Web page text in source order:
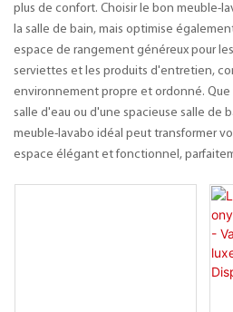
plus de confort. Choisir le bon meuble-
la salle de bain, mais optimise
espace de rangement généreux pour
serviettes et les produits d'entretien,
environnement propre et ordonné.
salle d'eau ou d'une spacieuse salle de
meuble-lavabo idéal peut transformer
espace élégant et fonctionnel,